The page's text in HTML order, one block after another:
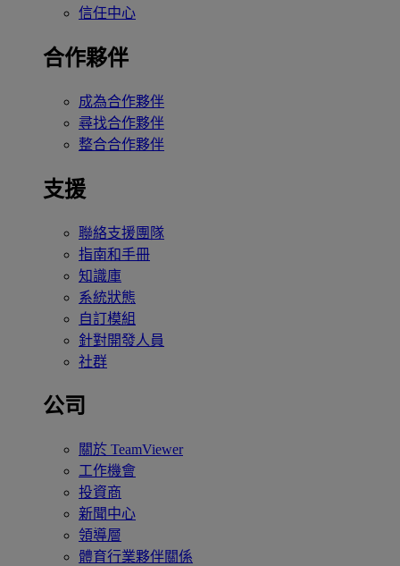
信任中心
合作夥伴
成為合作夥伴
尋找合作夥伴
整合合作夥伴
支援
聯絡支援團隊
指南和手冊
知識庫
系統狀態
自訂模組
針對開發人員
社群
公司
關於 TeamViewer
工作機會
投資商
新聞中心
領導層
體育行業夥伴關係